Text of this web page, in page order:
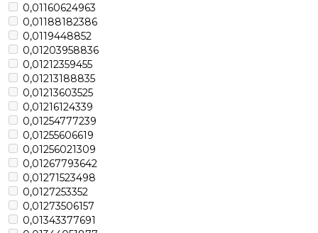
0,01160624963
0,01188182386
0,0119448852
0,01203958836
0,01212359455
0,01213188835
0,01213603525
0,01216124339
0,01254777239
0,01255606619
0,01256021309
0,01267793642
0,01271523498
0,0127253352
0,01273506157
0,01343377691